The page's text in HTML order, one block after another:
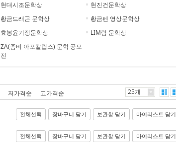
현대시조문학상
현진건문학상
황금드래곤 문학상
황금펜 영상문학상
효봉윤기정문학상 LIM림 문학상
ZA(좀비 아포칼립스) 문학 공모
전
저가격순 고가격순 25개
전체선택 장바구니 담기 보관함 담기 마이리스트 담기
전체선택 장바구니 담기 보관함 담기 마이리스트 담기